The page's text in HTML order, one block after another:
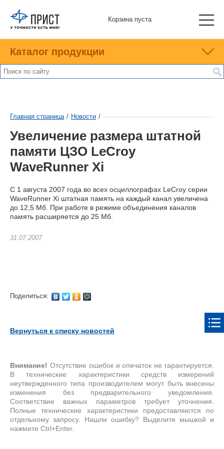
Корзина пуста
Каталог продукции
Главная страница / Новости /
Увеличение размера штатной
памяти ЦЗО LeCroy
WaveRunner Xi
C 1 августа 2007 года во всех осциллографах LeCroy серии
WaveRunner Xi штатная память на каждый канал увеличена
до 12,5 Мб. При работе в режиме объединения каналов
память расширяется до 25 Мб.
31.07.2007
Поделиться:
Вернуться к списку новостей
Внимание! Отсутствие ошибок и опечаток не гарантируется.
В технические характеристики средств измерений
неутвержденного типа производителем могут быть внесены
изменения без предварительного уведомления.
Соответствие важных параметров требует уточнения.
Полные технические характеристики предоставляются по
отдельному запросу. Нашли ошибку? Выделите мышкой и
нажмите Ctrl+Enter.